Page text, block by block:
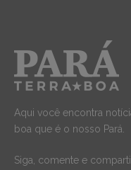
Aqui você encontra
boa que é o nosso Pará.
Siga, comente e